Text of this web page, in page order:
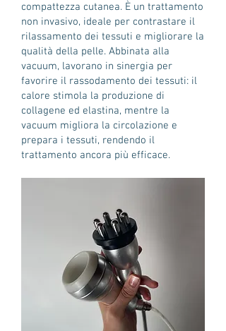
compattezza cutanea. È un trattamento
non invasivo, ideale per contrastare il
rilassamento dei tessuti e migliorare la
qualità della pelle. Abbinata alla
vacuum, lavorano in sinergia per
favorire il rassodamento dei tessuti: il
calore stimola la produzione di
collagene ed elastina, mentre la
vacuum migliora la circolazione e
prepara i tessuti, rendendo il
trattamento ancora più efficace.